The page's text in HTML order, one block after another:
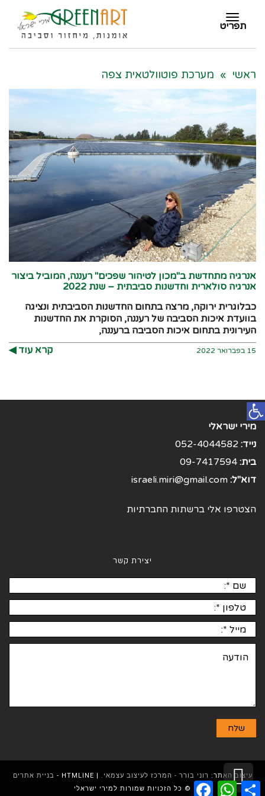
פתח סרגל נגישות
תפריט
תפריט
ראשי » מערכת פוטוולטאית צפה
אנרגיה מתחדשת ב"מכון לטיהור שפכים" רעננה, המוביל ביצור
אנרגיה סולארית וחדשנות סביבתית – שנת 2022
כבלוגרית ירוקה, מרצה בתחום החדשנות הסביבתית ונציגה
בוועדת איכות הסביבה של רעננה, הסוקרת את החדשנות
העירונית בתחום איכות הסביבה ברעננה,
15 בפברואר 2022 קרא עוד ◀︎
מירי ישראלי
נייד: 052-4044582
בית: 09-7417594
דוא"ל: israeli.miri@gmail.com
הצטרפו אלי ברשתות החברתיות
יצירת קשר
עיצוב האתר: רוני בורר - המרכז לעיצוב עצמאי.
בניית אתרים
© כל הזכויות שמורות למירי ישראליFacebook
WhatsAppShareגלילה